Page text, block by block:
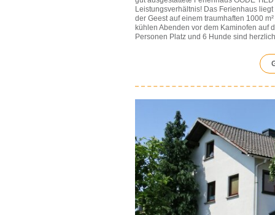
Leistungsverhältnis! Das Ferienhaus
der Geest auf einem traumhaften 1000
kühlen Abenden vor dem Kaminofen auf
Personen Platz und 6 Hunde sind